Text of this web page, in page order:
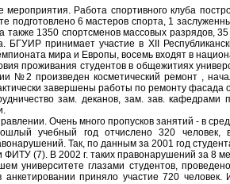
Работа спортивного клуба
подготовлено 6 мастеров спорта, 1
1350 спортсменов массовых разрядов,
БГУИР принимает участие в ХII
мира и Европы, восемь входят в
проживания студентов в общежитиях
№2 произведен косметический ремонт ,
завершены работы по ремонту
зам. деканов, зам. зав. кафедрами
Очень много пропусков занятий - в
учебный год отчислено 320
Так, по данным за 2001 год
(7). В 2002 г. таких правонарушений за 8
университете глазами студентов,
приняло участие 720